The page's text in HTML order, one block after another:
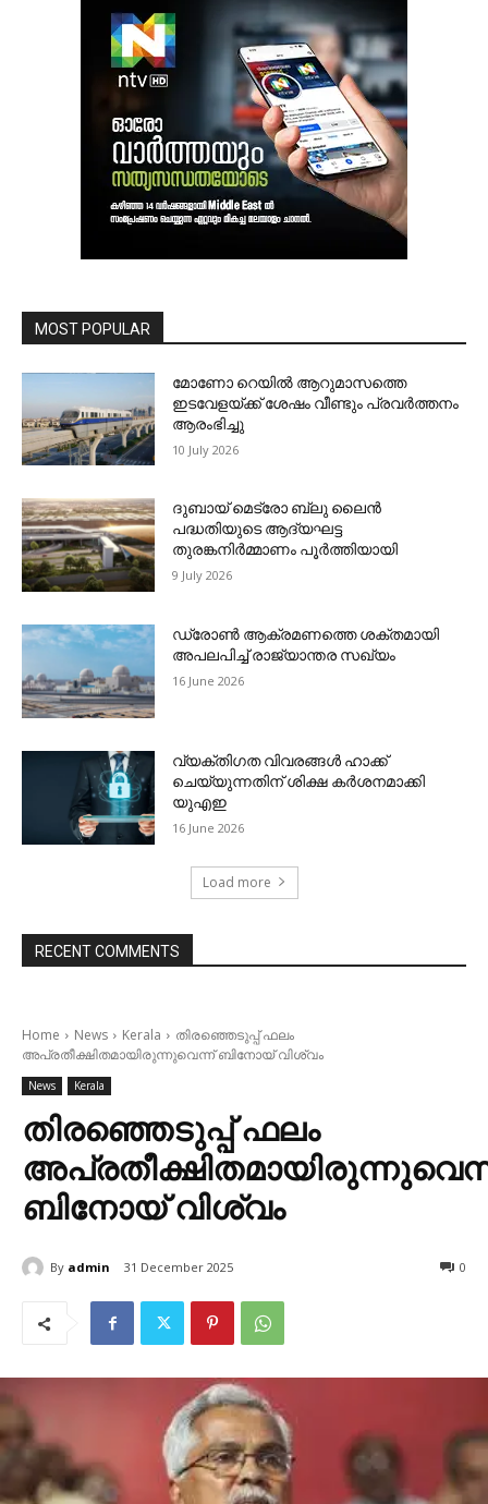
MOST POPULAR
മോണോ റെയില്‍ ആറുമാസത്തെ
ഇടവേളയ്ക്ക് ശേഷം വീണ്ടും പ്രവര്‍ത്തനം
ആരംഭിച്ചു
10 July 2026
ദുബായ് മെട്രോ ബ്ലു ലൈന്‍
പദ്ധതിയുടെ ആദ്യഘട്ട
തുരങ്കനിര്‍മ്മാണം പൂര്‍ത്തിയായി
9 July 2026
ഡ്രോണ്‍ ആക്രമണത്തെ ശക്തമായി
അപലപിച്ച് രാജ്യാന്തര സഖ്യം
16 June 2026
വ്യക്തിഗത വിവരങ്ങള്‍ ഹാക്ക്
ചെയ്യുന്നതിന് ശിക്ഷ കര്‍ശനമാക്കി
യുഎഇ
16 June 2026
Load more
RECENT COMMENTS